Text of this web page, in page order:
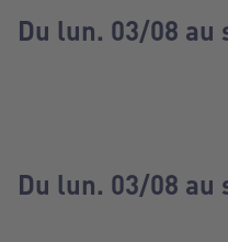
Du lun. 03/08 au
Du lun. 03/08 au